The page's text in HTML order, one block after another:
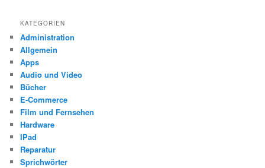
KATEGORIEN
Administration
Allgemein
Apps
Audio und Video
Bücher
E-Commerce
Film und Fernsehen
Hardware
IPad
Reparatur
Sprichwörter